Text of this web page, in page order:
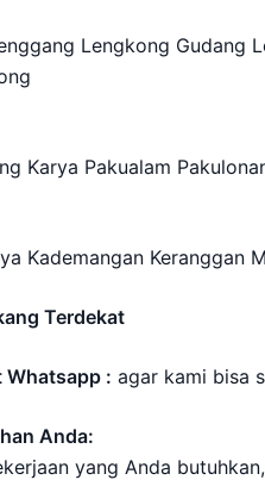
Lengkong Gudang
Karya Pakualam
Kademangan Keranggan
Terdekat
Whatsapp : agar kami bisa
Anda:
yang Anda